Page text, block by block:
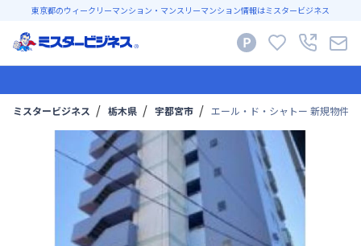
東京都のウィークリーマンション・マンスリーマンション情報はミスタービジネス
ミスタービジネス 栃木県 宇都宮市 エール・ド・シャトー 新規物件